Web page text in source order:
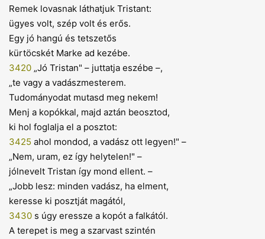
Remek lovasnak láthatjuk Tristant:
ügyes volt, szép volt és erős.
Egy jó hangú és tetszetős
kürtöcskét Marke ad kezébe.
3420 „Jó Tristan" – juttatja eszébe –,
„te vagy a vadászmesterem.
Tudományodat mutasd meg nekem!
Menj a kopókkal, majd aztán beosztod,
ki hol foglalja el a posztot:
3425 ahol mondod, a vadász ott legyen!" –
„Nem, uram, ez így helytelen!" –
jólnevelt Tristan így mond ellent. –
„Jobb lesz: minden vadász, ha elment,
keresse ki posztját magától,
3430 s úgy eressze a kopót a falkától.
A terepet is meg a szarvast szintén